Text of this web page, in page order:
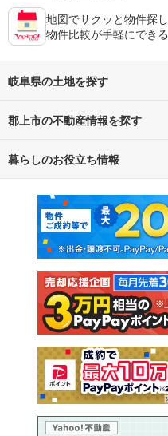
地図でサクッと物件探し
物件比較が手軽にできる
岐阜県の土地を探す
路線・駅から探す
通勤・通学時間から探す
郡上市の不動産情報を探す
不動産・住宅
新築マンション
新築一戸建て
注文住宅
売却査定
暮らしのお役立ち情報
マンションカタログ